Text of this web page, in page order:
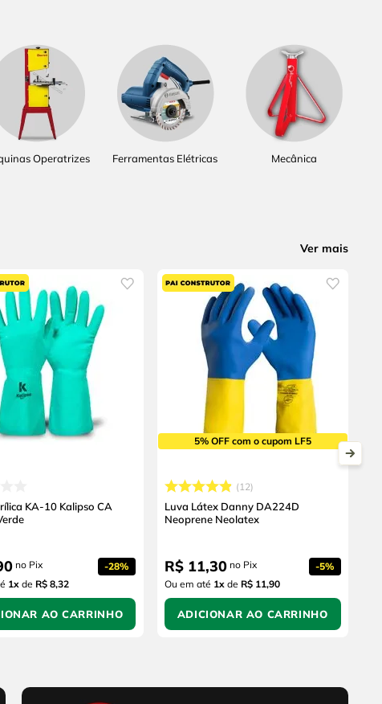
Operatrizes Ferramentas Elétricas Mecânica
Ver mais
KA-10 Kalipso CA
no Pix -28%
1x de R$ 8,32
AO CARRINHO
5% OFF com o cupom LF5
12
Luva Látex Danny DA224D
Neoprene Neolatex
R$ 11,30no Pix -5%
Ou em até 1xde R$ 11,90
ADICIONAR AO CARRINHO